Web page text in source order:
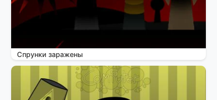
Спрунки заражены